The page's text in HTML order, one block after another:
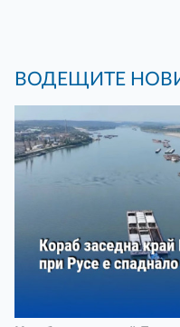
ВОДЕЩИТЕ